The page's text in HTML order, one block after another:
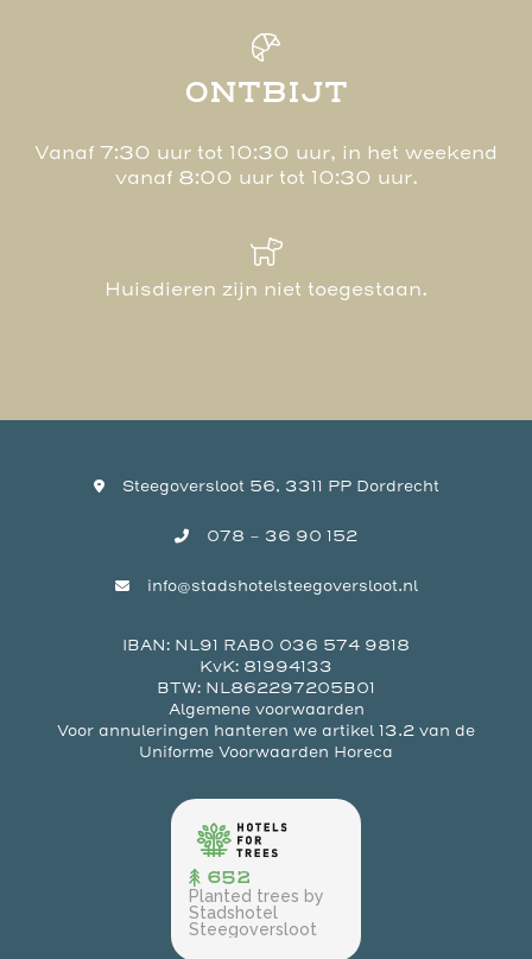
ONTBIJT
Vanaf 7:30 uur tot 10:30 uur, in het weekend
vanaf 8:00 uur tot 10:30 uur.
Huisdieren zijn niet toegestaan.
Steegoversloot 56, 3311 PP Dordrecht
078 - 36 90 152
info@stadshotelsteegoversloot.nl
IBAN: NL91 RABO 036 574 9818
KvK: 81994133
BTW: NL862297205B01
Algemene voorwaarden
Voor annuleringen hanteren we artikel 13.2 van de
Uniforme Voorwaarden Horeca
652
Planted trees by
Stadshotel
Steegoversloot